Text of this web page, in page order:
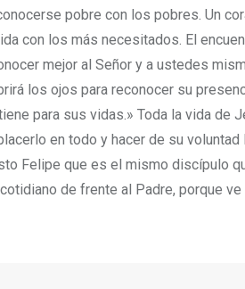
pobre con los pobres. Un
con los más necesitados. El
mejor al Señor y a ustedes
los ojos para reconocer su
para sus vidas.» Toda la vida de
en todo y hacer de su voluntad
Felipe que es el mismo discípulo
de frente al Padre, porque ve